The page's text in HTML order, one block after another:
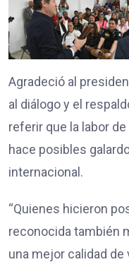
Agradeció al
al diálogo y el
referir que la labor
hace posibles
internacional.
“Quienes hicieron
reconocida también
una mejor calidad